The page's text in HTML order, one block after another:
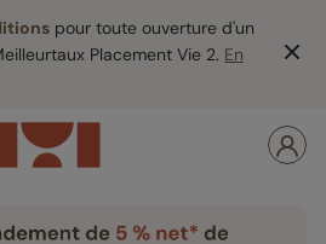
pour toute ouverture d'un
Placement Vie 2. En